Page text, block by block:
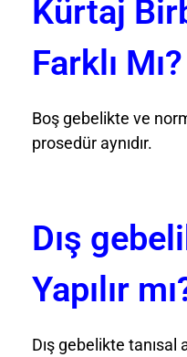
Kürtaj
Farklı Mı?
Boş gebelikte ve
prosedür aynıdır.
Dış
Yapılır
Dış gebelikte tanısal